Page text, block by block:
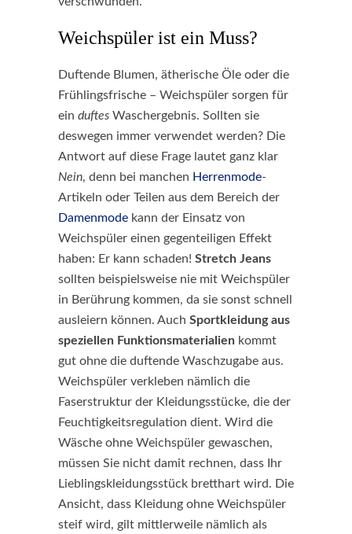
Weichspüler ist ein Muss?
Duftende Blumen, ätherische Öle oder die
Frühlingsfrische – Weichspüler sorgen für
ein duftes Waschergebnis. Sollten sie
deswegen immer verwendet werden? Die
Antwort auf diese Frage lautet ganz klar
Nein, denn bei manchen Herrenmode-
Artikeln oder Teilen aus dem Bereich der
Damenmode kann der Einsatz von
Weichspüler einen gegenteiligen Effekt
haben: Er kann schaden! Stretch Jeans
sollten beispielsweise nie mit Weichspüler
in Berührung kommen, da sie sonst schnell
ausleiern können. Auch Sportkleidung aus
speziellen Funktionsmaterialien kommt
gut ohne die duftende Waschzugabe aus.
Weichspüler verkleben nämlich die
Faserstruktur der Kleidungsstücke, die der
Feuchtigkeitsregulation dient. Wird die
Wäsche ohne Weichspüler gewaschen,
müssen Sie nicht damit rechnen, dass Ihr
Lieblingskleidungsstück bretthart wird. Die
Ansicht, dass Kleidung ohne Weichspüler
steif wird, gilt mittlerweile nämlich als